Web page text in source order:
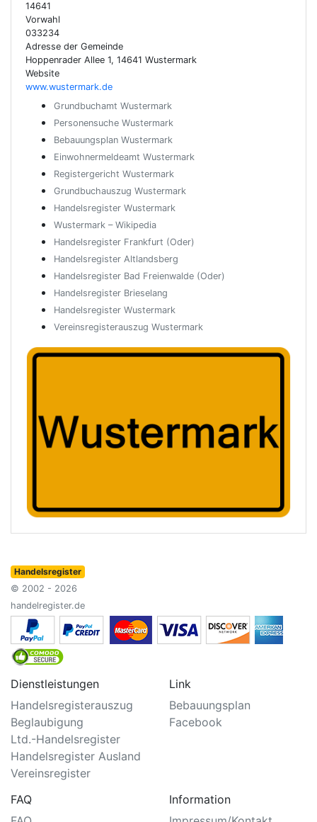
14641
Vorwahl
033234
Adresse der Gemeinde
Hoppenrader Allee 1, 14641 Wustermark
Website
www.wustermark.de
Grundbuchamt Wustermark
Personensuche Wustermark
Bebauungsplan Wustermark
Einwohnermeldeamt Wustermark
Registergericht Wustermark
Grundbuchauszug Wustermark
Handelsregister Wustermark
Wustermark – Wikipedia
Handelsregister Frankfurt (Oder)
Handelsregister Altlandsberg
Handelsregister Bad Freienwalde (Oder)
Handelsregister Brieselang
Handelsregister Wustermark
Vereinsregisterauszug Wustermark
Handelsregister
© 2002 - 2026
handelregister.de
Dienstleistungen
Handelsregisterauszug
Beglaubigung
Ltd.-Handelsregister
Handelsregister Ausland
Vereinsregister
Link
Bebauungsplan
Facebook
FAQ
Information